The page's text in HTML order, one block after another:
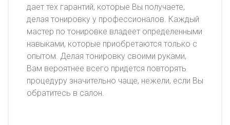
дает тех гарантий, которые Вы получаете,
делая тонировку у профессионалов. Каждый
мастер по тонировке владеет определенными
навыками, которые приобретаются только с
опытом. Делая тонировку своими руками,
Вам вероятнее всего придется повторять
процедуру значительно чаще, нежели, если Вы
обратитесь в салон.